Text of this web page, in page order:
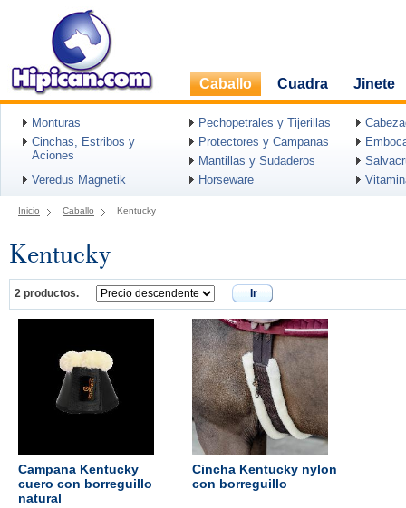
Caballo Cuadra Jinete
Monturas Pechopetrales y Tijerillas
Cinchas, Estribos y
Aciones
Protectores y Campanas
Mantillas y Sudaderos
Veredus Magnetik
Horseware
Inicio Caballo Kentucky
Kentucky
2 productos. Ir
Campana Kentucky
cuero con borreguillo
natural
Cincha Kentucky nylon
con borreguillo